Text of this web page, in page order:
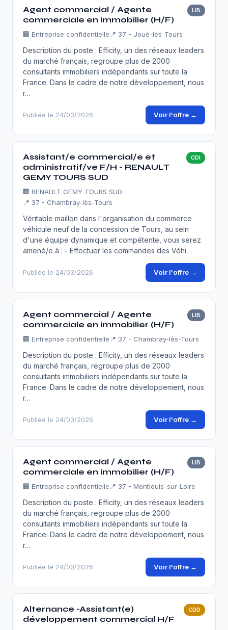
Agent commercial / Agente
commerciale en immobilier (H/F)
LIB
🏢 Entreprise confidentielle 📍 37 - Joué-lès-Tours
Description du poste : Efficity, un des réseaux leaders
du marché français, regroupe plus de 2000
consultants immobiliers indépendants sur toute la
France. Dans le cadre de notre développement, nous
r…
Publiée le 24/03/2026 Voir l'offre →
Assistant/e commercial/e et
administratif/ve F/H - RENAULT
GEMY TOURS SUD
CDI
🏢 RENAULT GEMY TOURS SUD
📍 37 - Chambray-lès-Tours
Véritable maillon dans l'organisation du commerce
véhicule neuf de la concession de Tours, au sein
d'une équipe dynamique et compétente, vous serez
amené/e à : - Effectuer les commandes des Véhi…
Publiée le 24/03/2026 Voir l'offre →
Agent commercial / Agente
commerciale en immobilier (H/F)
LIB
🏢 Entreprise confidentielle 📍 37 - Chambray-lès-Tours
Description du poste : Efficity, un des réseaux leaders
du marché français, regroupe plus de 2000
consultants immobiliers indépendants sur toute la
France. Dans le cadre de notre développement, nous
r…
Publiée le 24/03/2026 Voir l'offre →
Agent commercial / Agente
commerciale en immobilier (H/F)
LIB
🏢 Entreprise confidentielle 📍 37 - Montlouis-sur-Loire
Description du poste : Efficity, un des réseaux leaders
du marché français, regroupe plus de 2000
consultants immobiliers indépendants sur toute la
France. Dans le cadre de notre développement, nous
r…
Publiée le 24/03/2026 Voir l'offre →
Alternance -Assistant(e)
développement commercial H/F
CDD